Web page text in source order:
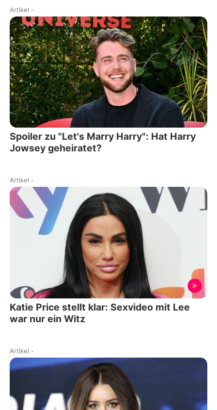
Artikel -
Spoiler zu "Let's Marry Harry": Hat Harry
Jowsey geheiratet?
Artikel -
Katie Price stellt klar: Sexvideo mit Lee
war nur ein Witz
Artikel -